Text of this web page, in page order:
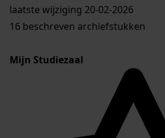
laatste wijziging 20-02-2026
16 beschreven archiefstukken
Mijn Studiezaal